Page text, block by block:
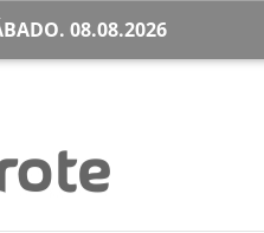
08.08.2026